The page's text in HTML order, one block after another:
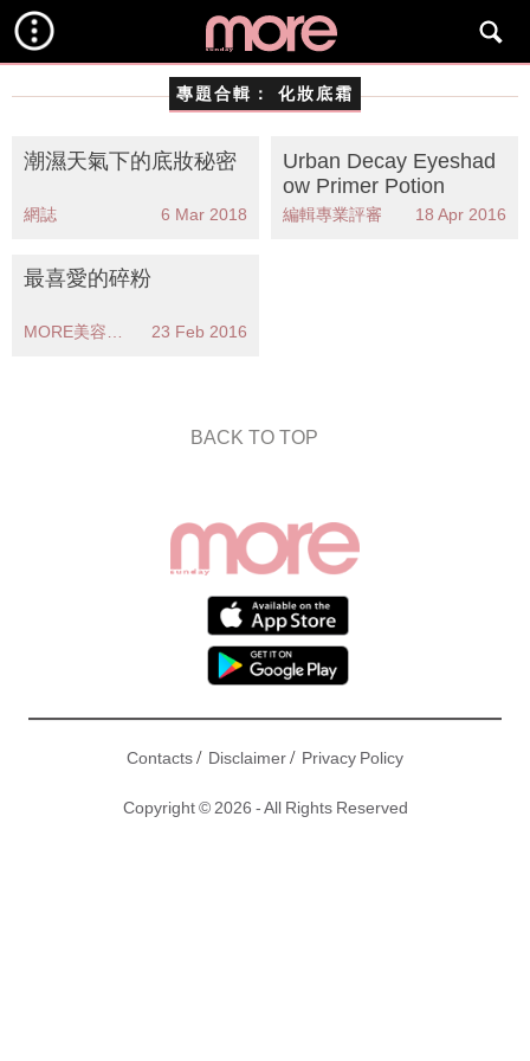
專題合輯： 化妝底霜
潮濕天氣下的底妝秘密
網誌 6 Mar 2018
Urban Decay Eyeshad
ow Primer Potion
編輯專業評審 18 Apr 2016
最喜愛的碎粉
23 Feb 2016
BACK TO TOP
Contacts/ Disclaimer/ Privacy Policy
Copyright © 2026 - All Rights Reserved